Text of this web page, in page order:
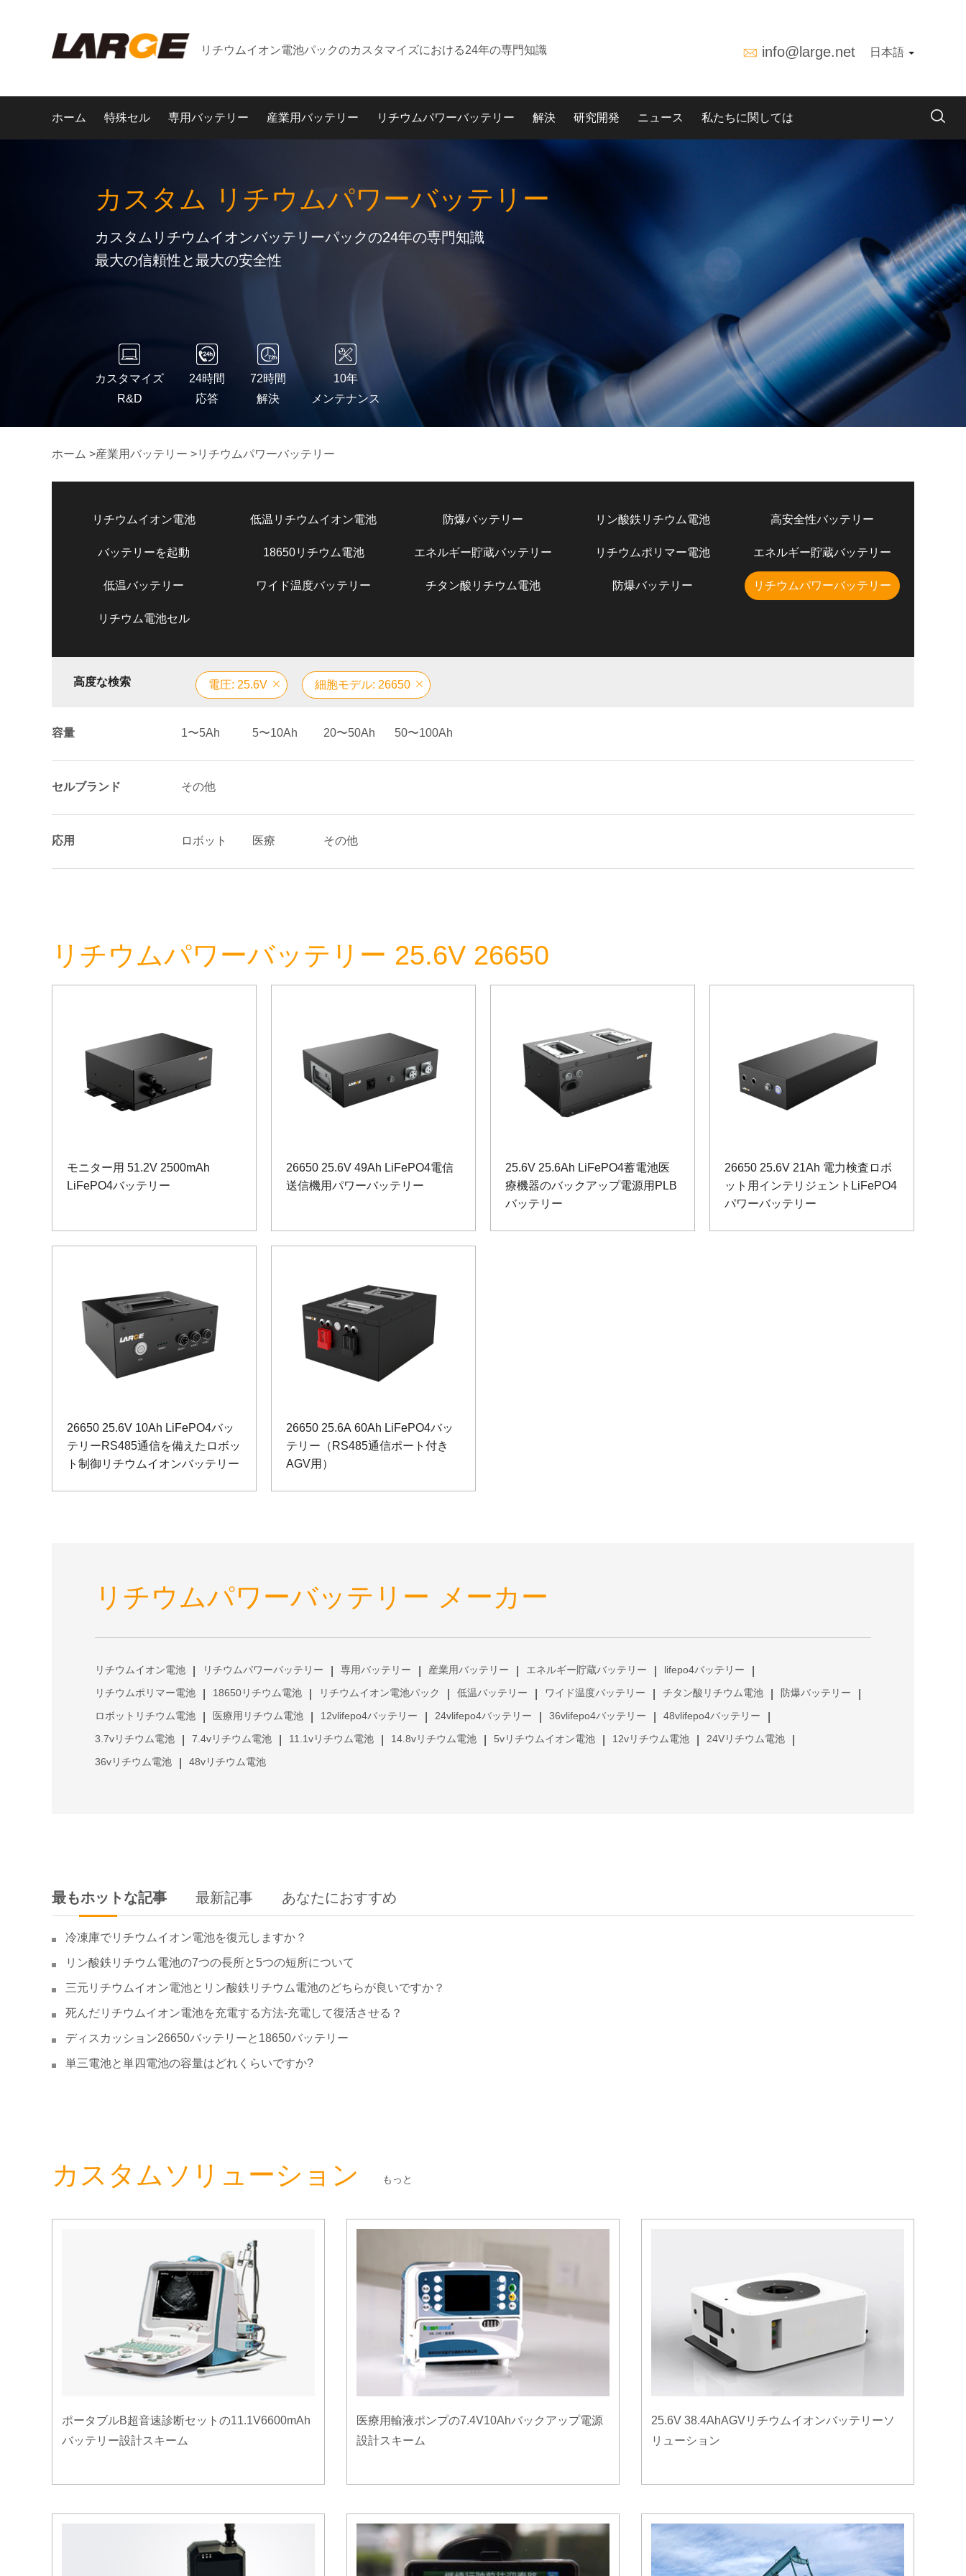
リチウムイオン電池パックのカスタマイズにおける24年の専門知識 info@large.net 日本語
ホーム 特殊セル 専用バッテリー 産業用バッテリー リチウムパワーバッテリー 解決 研究開発 ニュース 私たちに関しては
カスタム リチウムパワーバッテリー
カスタムリチウムイオンバッテリーパックの24年の専門知識
最大の信頼性と最大の安全性
カスタマイズ
R&D
24時間
応答
72時間
解決
10年
メンテナンス
ホーム >産業用バッテリー >リチウムパワーバッテリー
リチウムイオン電池 低温リチウムイオン電池 防爆バッテリー リン酸鉄リチウム電池 高安全性バッテリー
バッテリーを起動 18650リチウム電池 エネルギー貯蔵バッテリー リチウムポリマー電池 エネルギー貯蔵バッテリー
低温バッテリー ワイド温度バッテリー チタン酸リチウム電池 防爆バッテリー リチウムパワーバッテリー
リチウム電池セル
高度な検索 電圧: 25.6V 細胞モデル: 26650
容量 1〜5Ah 5〜10Ah 20〜50Ah 50〜100Ah
セルブランド その他
応用 ロボット 医療 その他
リチウムパワーバッテリー 25.6V 26650
モニター用 51.2V 2500mAh
LiFePO4バッテリー
26650 25.6V 49Ah LiFePO4電信
送信機用パワーバッテリー
25.6V 25.6Ah LiFePO4蓄電池医
療機器のバックアップ電源用PLB
バッテリー
26650 25.6V 21Ah 電力検査ロボ
ット用インテリジェントLiFePO4
パワーバッテリー
26650 25.6V 10Ah LiFePO4バッ
テリーRS485通信を備えたロボッ
ト制御リチウムイオンバッテリー
26650 25.6A 60Ah LiFePO4バッ
テリー（RS485通信ポート付き
AGV用）
リチウムパワーバッテリー メーカー
リチウムイオン電池 リチウムパワーバッテリー 専用バッテリー 産業用バッテリー エネルギー貯蔵バッテリー lifepo4バッテリー
リチウムポリマー電池 18650リチウム電池 リチウムイオン電池パック 低温バッテリー ワイド温度バッテリー チタン酸リチウム電池 防爆バッテリー
ロボットリチウム電池 医療用リチウム電池 12vlifepo4バッテリー 24vlifepo4バッテリー 36vlifepo4バッテリー 48vlifepo4バッテリー
3.7vリチウム電池 7.4vリチウム電池 11.1vリチウム電池 14.8vリチウム電池 5vリチウムイオン電池 12vリチウム電池 24Vリチウム電池
36vリチウム電池 48vリチウム電池
最もホットな記事 最新記事 あなたにおすすめ
冷凍庫でリチウムイオン電池を復元しますか？
リン酸鉄リチウム電池の7つの長所と5つの短所について
三元リチウムイオン電池とリン酸鉄リチウム電池のどちらが良いですか？
死んだリチウムイオン電池を充電する方法-充電して復活させる？
ディスカッション26650バッテリーと18650バッテリー
単三電池と単四電池の容量はどれくらいですか?
カスタムソリューション もっと
ポータブルB超音速診断セットの11.1V6600mAh
バッテリー設計スキーム
医療用輸液ポンプの7.4V10Ahバックアップ電源
設計スキーム
25.6V 38.4AhAGVリチウムイオンバッテリーソ
リューション